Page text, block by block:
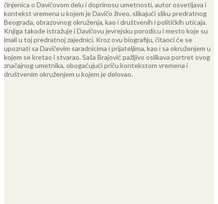
činjenica o Davičovom delu i doprinosu umetnosti, autor osvetljava i
kontekst vremena u kojem je Davičo živeo, slikajući sliku predratnog
Beograda, obrazovnog okruženja, kao i društvenih i političkih uticaja.
Knjiga takođe istražuje i Davičovu jevrejsku porodicu i mesto koje su
imali u toj predratnoj zajednici. Kroz ovu biografiju, čitaoci će se
upoznati sa Davičevim saradnicima i prijateljima, kao i sa okruženjem u
kojem se kretao i stvarao. Saša Brajović pažljivo oslikava portret ovog
značajnog umetnika, obogaćujući priču kontekstom vremena i
društvenim okruženjem u kojem je delovao.